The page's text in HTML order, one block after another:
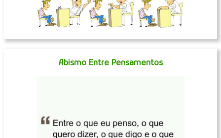
Abismo Entre Pensamentos